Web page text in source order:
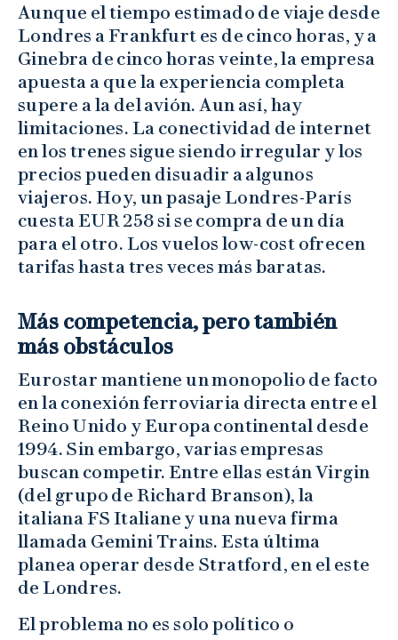
Aunque el tiempo estimado de viaje desde
Londres a Frankfurt es de cinco horas, y a
Ginebra de cinco horas veinte, la empresa
apuesta a que la experiencia completa
supere a la del avión. Aun así, hay
limitaciones. La conectividad de internet
en los trenes sigue siendo irregular y los
precios pueden disuadir a algunos
viajeros. Hoy, un pasaje Londres-París
cuesta EUR 258 si se compra de un día
para el otro. Los vuelos low-cost ofrecen
tarifas hasta tres veces más baratas.
Más competencia, pero también
más obstáculos
Eurostar mantiene un monopolio de facto
en la conexión ferroviaria directa entre el
Reino Unido y Europa continental desde
1994. Sin embargo, varias empresas
buscan competir. Entre ellas están Virgin
(del grupo de Richard Branson), la
italiana FS Italiane y una nueva firma
llamada Gemini Trains. Esta última
planea operar desde Stratford, en el este
de Londres.
El problema no es solo político o